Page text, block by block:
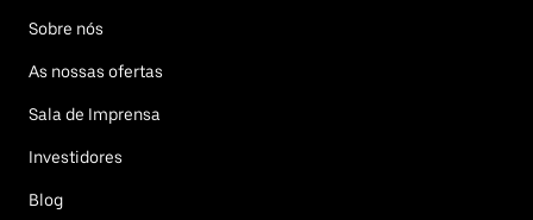
Sobre nós
As nossas ofertas
Sala de Imprensa
Investidores
Blog